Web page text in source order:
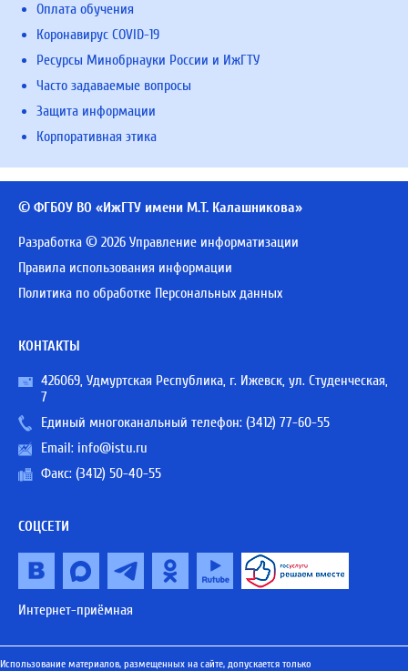
Оплата обучения
Коронавирус COVID-19
Ресурсы Минобрнауки России и ИжГТУ
Часто задаваемые вопросы
Защита информации
Корпоративная этика
© ФГБОУ ВО «ИжГТУ имени М.Т. Калашникова»
Разработка © 2026 Управление информатизации
Правила использования информации
Политика по обработке Персональных данных
КОНТАКТЫ
426069, Удмуртская Республика, г. Ижевск, ул. Студенческая,
7
Единый многоканальный телефон: (3412) 77-60-55
Email: info@istu.ru
Факс: (3412) 50-40-55
СОЦСЕТИ
Интернет-приёмная
Использование материалов, размещенных на сайте, допускается только